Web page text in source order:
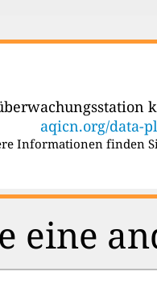
aqicn.org/data-
Informationen finden
eine